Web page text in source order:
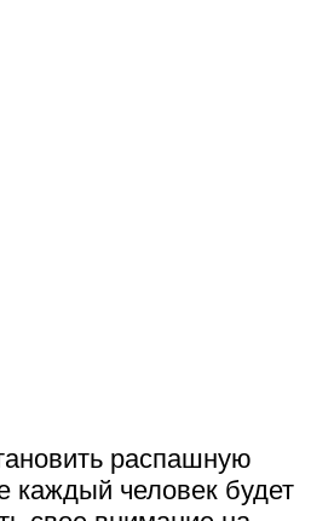
распашную
каждый человек будет